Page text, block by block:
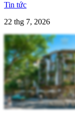
Tin tức
22 thg 7, 2026